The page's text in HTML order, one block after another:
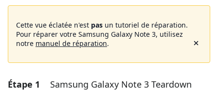
Cette vue éclatée n'est pas un tutoriel de réparation.
Pour réparer votre Samsung Galaxy Note 3, utilisez
notre manuel de réparation.
Étape 1 Samsung Galaxy Note 3 Teardown